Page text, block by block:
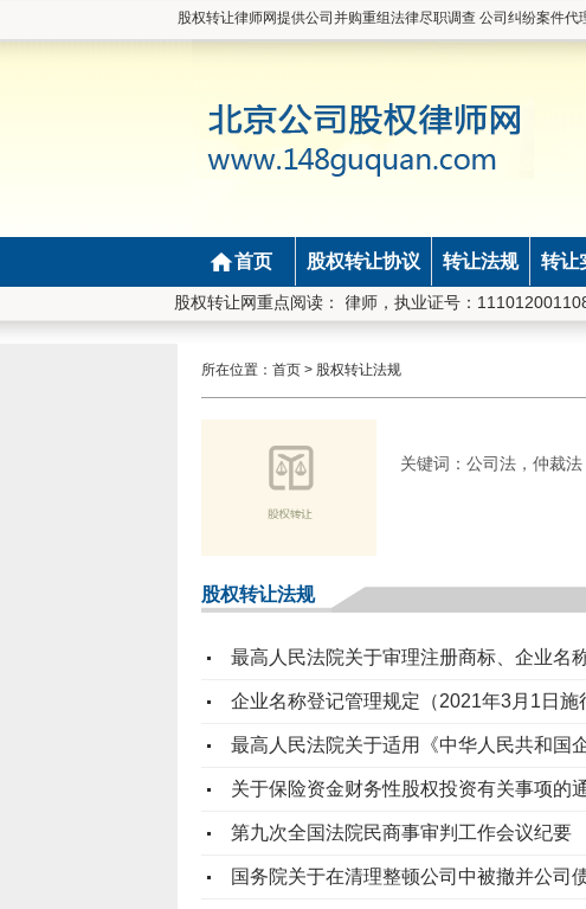
股权转让律师网提供公司并购重组法律尽职调查 公司纠纷案件代
首页 股权转让协议 转让法规 转让
股权转让网重点阅读：
梁学军,北京市长安律师事务所律师，执业证号：
所在位置： 首页> 股权转让法规
关键词：公司法，仲裁
股权转让法规
最高人民法院关于审理注册商标、企业名
企业名称登记管理规定（2021年3月1日施
最高人民法院关于适用《中华人民共和国
关于保险资金财务性股权投资有关事项的
第九次全国法院民商事审判工作会议纪要
国务院关于在清理整顿公司中被撤并公司